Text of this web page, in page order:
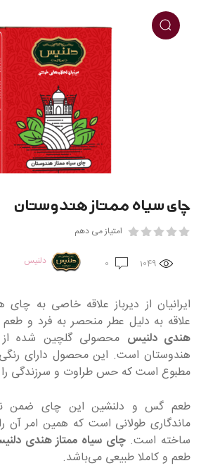
چای سیاه ممتاز هندوستان
امتیاز می دهم
دلنیس
ایرانیان از دیرباز علاقه خاصی به
علاقه به دلیل عطر منحصر به فرد و
هندی دلنیس محصولی گلچین شده از
هندوستان است. این محصول دارای
مطبوع است که حس طراوت و سرزندگی را
طعم گس و دلنشین این چای ضمن
ماندگاری طولانی است که همین امر
ساخته است.چای سیاه ممتاز هندی
طعم و کاملا طبیعی می‌باشد.